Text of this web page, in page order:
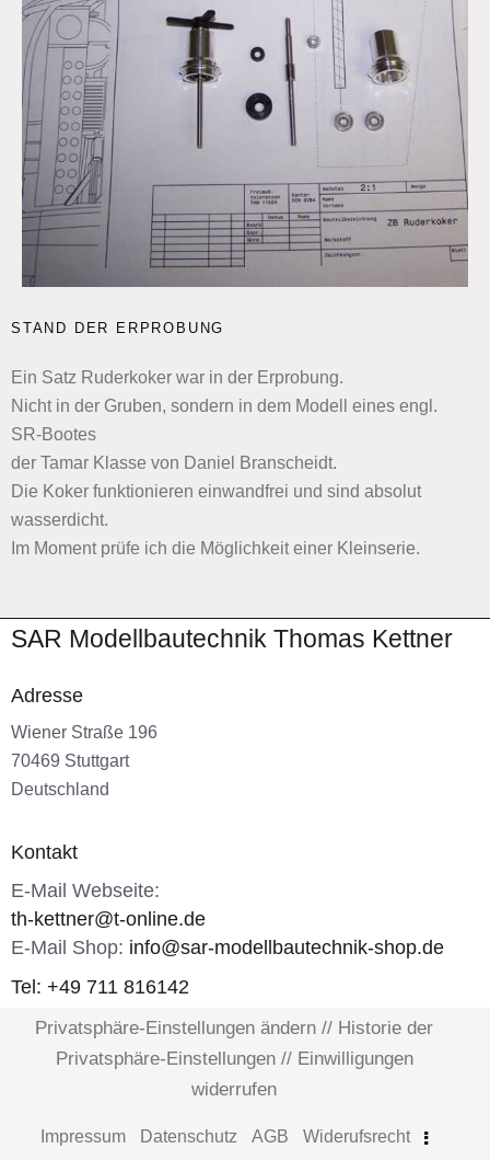
STAND DER ERPROBUNG
Ein Satz Ruderkoker war in der Erprobung.
Nicht in der Gruben, sondern in dem Modell eines engl.
SR-Bootes
der Tamar Klasse von Daniel Branscheidt.
Die Koker funktionieren einwandfrei und sind absolut
wasserdicht.
Im Moment prüfe ich die Möglichkeit einer Kleinserie.
SAR Modellbautechnik Thomas Kettner
Adresse
Wiener Straße 196
70469 Stuttgart
Deutschland
Kontakt
E-Mail Webseite:
th-kettner@t-online.de
E-Mail Shop: info@sar-modellbautechnik-shop.de
Tel: +49 711 816142
Privatsphäre-Einstellungen ändern // Historie der
Privatsphäre-Einstellungen// Einwilligungen
widerrufen
Impressum Datenschutz AGB Widerufsrecht